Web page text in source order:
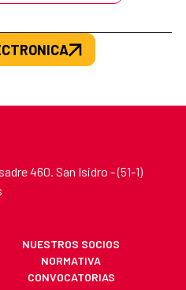
460. San Isidro - (51-1)
NUESTROS SOCIOS
NORMATIVA
CONVOCATORIAS